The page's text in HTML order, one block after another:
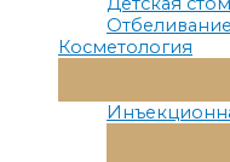
Отбеливание
Косметология